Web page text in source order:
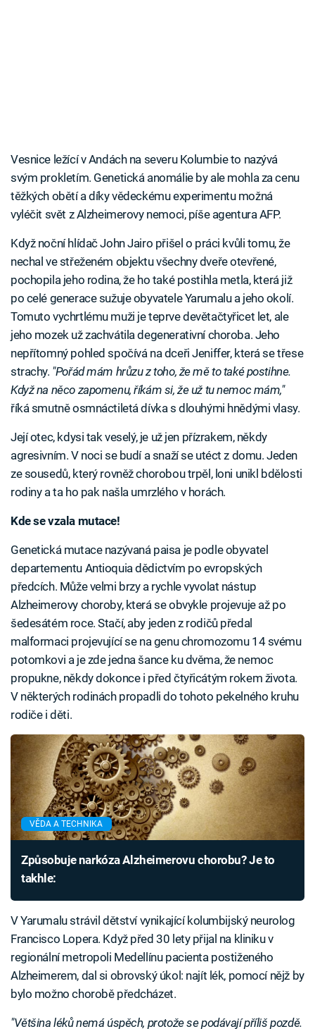
Vesnice ležící v Andách na severu Kolumbie to nazývá
svým prokletím. Genetická anomálie by ale mohla za cenu
těžkých obětí a díky vědeckému experimentu možná
vyléčit svět z Alzheimerovy nemoci, píše agentura AFP.
Když noční hlídač John Jairo přišel o práci kvůli tomu, že
nechal ve střeženém objektu všechny dveře otevřené,
pochopila jeho rodina, že ho také postihla metla, která již
po celé generace sužuje obyvatele Yarumalu a jeho okolí.
Tomuto vychrtlému muži je teprve devětačtyřicet let, ale
jeho mozek už zachvátila degenerativní choroba. Jeho
nepřítomný pohled spočívá na dceři Jeniffer, která se třese
strachy. "Pořád mám hrůzu z toho, že mě to také postihne.
Když na něco zapomenu, říkám si, že už tu nemoc mám,"
říká smutně osmnáctiletá dívka s dlouhými hnědými vlasy.
Její otec, kdysi tak veselý, je už jen přízrakem, někdy
agresivním. V noci se budí a snaží se utéct z domu. Jeden
ze sousedů, který rovněž chorobou trpěl, loni unikl bdělosti
rodiny a ta ho pak našla umrzlého v horách.
Kde se vzala mutace!
Genetická mutace nazývaná paisa je podle obyvatel
departementu Antioquia dědictvím po evropských
předcích. Může velmi brzy a rychle vyvolat nástup
Alzheimerovy choroby, která se obvykle projevuje až po
šedesátém roce. Stačí, aby jeden z rodičů předal
malformaci projevující se na genu chromozomu 14 svému
potomkovi a je zde jedna šance ku dvěma, že nemoc
propukne, někdy dokonce i před čtyřicátým rokem života.
V některých rodinách propadli do tohoto pekelného kruhu
rodiče i děti.
VĚDA A TECHNIKA
Způsobuje narkóza Alzheimerovu chorobu? Je to
takhle:
V Yarumalu strávil dětství vynikající kolumbijský neurolog
Francisco Lopera. Když před 30 lety přijal na kliniku v
regionální metropoli Medellínu pacienta postiženého
Alzheimerem, dal si obrovský úkol: najít lék, pomocí nějž by
bylo možno chorobě předcházet.
"Většina léků nemá úspěch, protože se podávají příliš pozdě.